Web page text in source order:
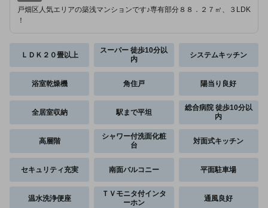
戸畑区人気エリアの築浅マンションです♪専有部分８８．２７㎡、３LDK
！
ＬＤＫ２０畳以上
スーパー 徒歩10分以
内
システムキッチン
浴室乾燥機 角住戸 陽当り良好
全居室収納 駅まで平坦
総合病院 徒歩10分以
内
高層階
シャワー付洗面化粧
台
対面式キッチン
セキュリティ充実 南面バルコニー 平面駐車場
温水洗浄便座
ＴＶモニタ付インタ
ーホン
通風良好